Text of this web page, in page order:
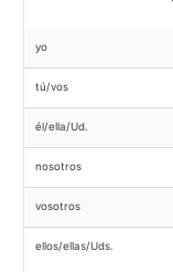
yo
tú/vos
él/ella/Ud.
nosotros
vosotros
ellos/ellas/Uds.